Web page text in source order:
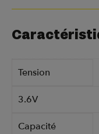
Tension
3.6V
Capacité